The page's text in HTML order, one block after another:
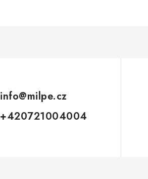
info@milpe.cz
+420721004004